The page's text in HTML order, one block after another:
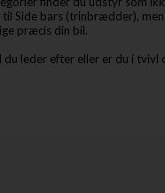
Side bars (trinbrædder),
præcis din bil.
du leder efter eller er du i